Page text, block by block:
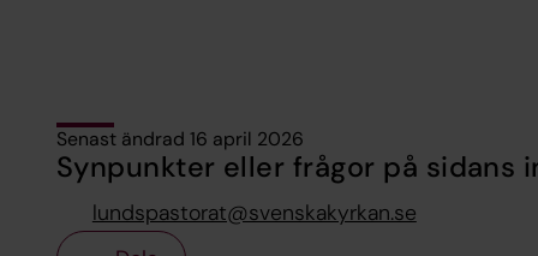
Senast ändrad 16 april 2026
Synpunkter eller frågor på sidans
lundspastorat@svenskakyrkan.se